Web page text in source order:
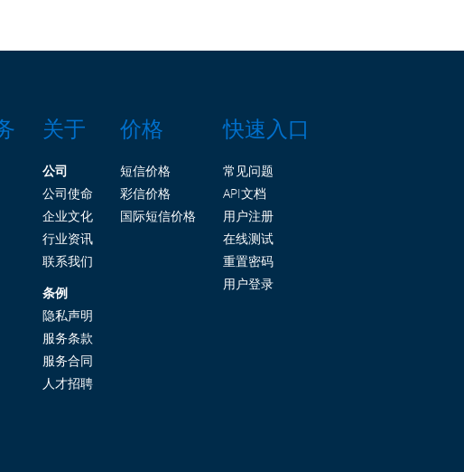
关于
公司
公司使命
企业文化
行业资讯
联系我们
条例
隐私声明
服务条款
服务合同
人才招聘
价格
短信价格
彩信价格
国际短信价格
快速入口
常见问题
API文档
用户注册
在线测试
重置密码
用户登录